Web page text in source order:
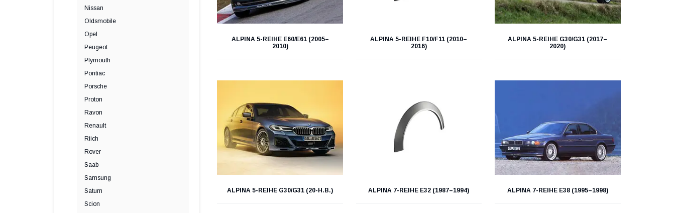
ALPINA 5-REIHE E60/E61 (2005–
2010)
ALPINA 5-REIHE F10/F11 (2010–
2016)
ALPINA 5-REIHE G30/G31 (2017–
2020)
ALPINA 5-REIHE G30/G31 (20-Н.В.) ALPINA 7-REIHE E32 (1987–1994) ALPINA 7-REIHE E38 (1995–1998)
Nissan
Oldsmobile
Opel
Peugeot
Plymouth
Pontiac
Porsche
Proton
Ravon
Renault
Riich
Rover
Saab
Samsung
Saturn
Scion